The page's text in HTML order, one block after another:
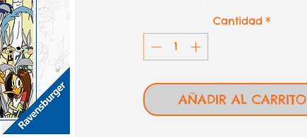
Cantidad *
AÑADIR AL CARRITO